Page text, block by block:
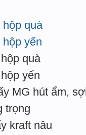
quà
yến
quà
yến
MG hút ẩm,
trọng
kraft nâu